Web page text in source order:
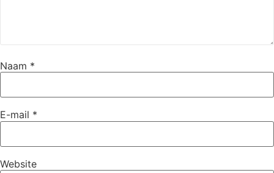
Naam *
E-mail *
Website